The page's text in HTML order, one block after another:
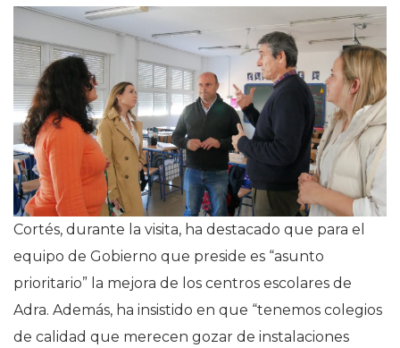
Cortés, durante la visita, ha destacado que para el
equipo de Gobierno que preside es “asunto
prioritario” la mejora de los centros escolares de
Adra. Además, ha insistido en que “tenemos colegios
de calidad que merecen gozar de instalaciones